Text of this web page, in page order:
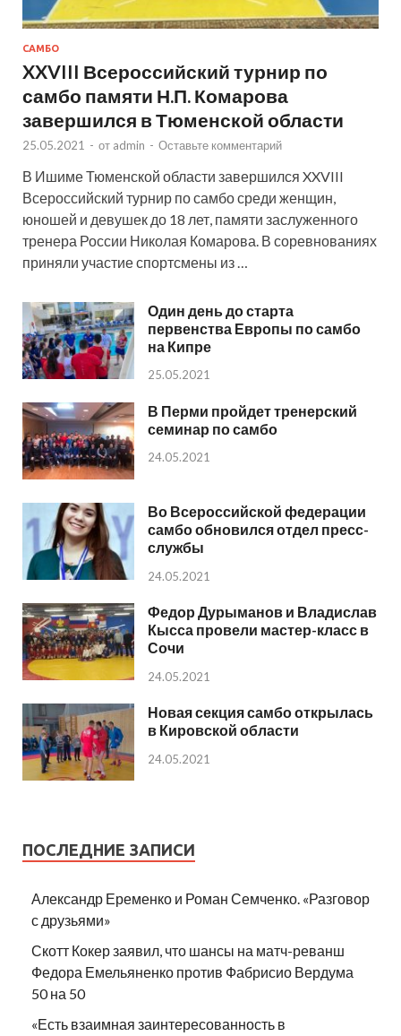
САМБО
XXVIII Всероссийский турнир по
самбо памяти Н.П. Комарова
завершился в Тюменской области
25.05.2021 - от admin - Оставьте комментарий
В Ишиме Тюменской области завершился XXVIII
Всероссийский турнир по самбо среди женщин,
юношей и девушек до 18 лет, памяти заслуженного
тренера России Николая Комарова. В соревнованиях
приняли участие спортсмены из …
Один день до старта
первенства Европы по самбо
на Кипре
25.05.2021
В Перми пройдет тренерский
семинар по самбо
24.05.2021
Во Всероссийской федерации
самбо обновился отдел пресс-
службы
24.05.2021
Федор Дурыманов и Владислав
Кысса провели мастер-класс в
Сочи
24.05.2021
Новая секция самбо открылась
в Кировской области
24.05.2021
ПОСЛЕДНИЕ ЗАПИСИ
Александр Еременко и Роман Семченко. «Разговор
с друзьями»
Скотт Кокер заявил, что шансы на матч-реванш
Федора Емельяненко против Фабрисио Вердума
50 на 50
«Есть взаимная заинтересованность в